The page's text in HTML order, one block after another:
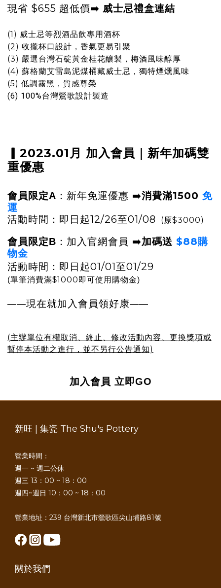
現省 $655 超低價➡️ 威士忌禮盒連結
(1) 威士忌等烈酒品飲專用酒杯
(2) 收攏杯口設計，香氣更易引聚
(3) 嚴選台灣石碇黃金桂花釀製，梅酒風味醇厚
(4) 蘇格蘭艾雷島泥煤桶藏威士忌，獨特煙燻風味
(5) 低調霧黑，質感尊榮
(6) 100%台灣鶯歌設計製造
2023.01月 加入會員
新年加碼雙
重優惠
會員限定A ：新年免運優惠 ➡️消費滿1500 免
運
活動時間：即日起12/26至01/08
(原$3000)
會員限定B ：加入官網會員 ➡️加碼送 $88購
物金
活動時間：即日起01/01至01/29
(單筆消費滿$1000 即可使用購物金)
——現在就加入會員領好康——
(主辦單位有權取消、終止、修改活動內容、更換獎項或
暫停本活動之進行，並不另行公告通知)
加入會員 立即GO
新旺 | 集瓷 The Shu's Pottery
營業時間：
週一 ~ 週二公休
週三 13：00 ~ 18：00
週四~週日 10：00 ~ 18：00
營業地址：239 台灣新北市鶯歌區尖山埔路81號
關於我們